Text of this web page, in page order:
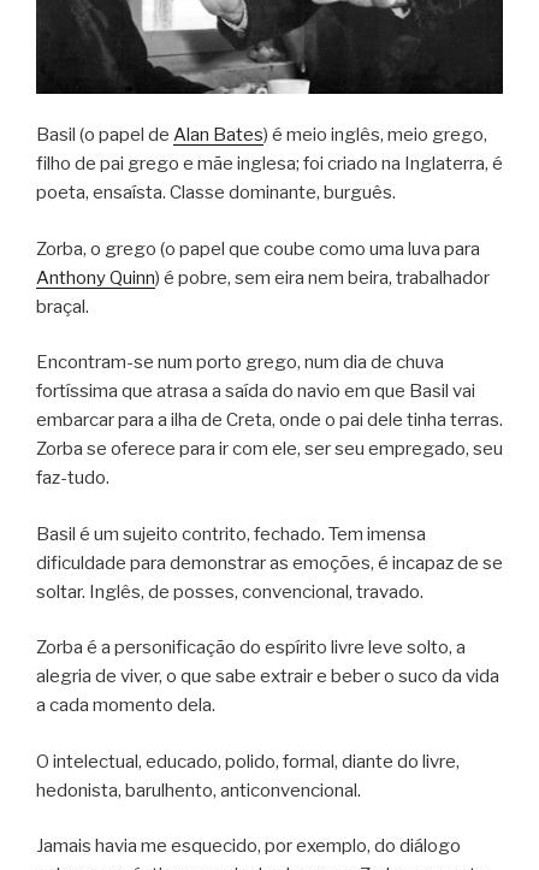
Basil (o papel de Alan Bates) é meio inglês, meio grego,
filho de pai grego e mãe inglesa; foi criado na Inglaterra, é
poeta, ensaísta. Classe dominante, burguês.
Zorba, o grego (o papel que coube como uma luva para
Anthony Quinn) é pobre, sem eira nem beira, trabalhador
braçal.
Encontram-se num porto grego, num dia de chuva
fortíssima que atrasa a saída do navio em que Basil vai
embarcar para a ilha de Creta, onde o pai dele tinha terras.
Zorba se oferece para ir com ele, ser seu empregado, seu
faz-tudo.
Basil é um sujeito contrito, fechado. Tem imensa
dificuldade para demonstrar as emoções, é incapaz de se
soltar. Inglês, de posses, convencional, travado.
Zorba é a personificação do espírito livre leve solto, a
alegria de viver, o que sabe extrair e beber o suco da vida
a cada momento dela.
O intelectual, educado, polido, formal, diante do livre,
hedonista, barulhento, anticonvencional.
Jamais havia me esquecido, por exemplo, do diálogo